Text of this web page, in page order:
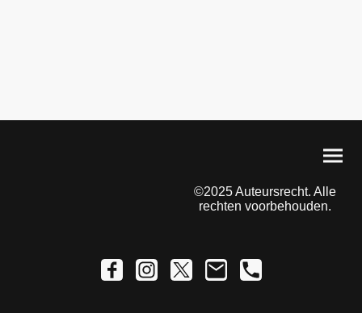
©2025 Auteursrecht. Alle
rechten voorbehouden.